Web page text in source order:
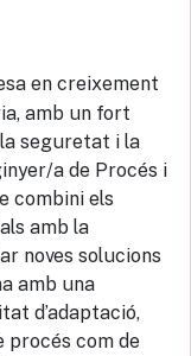
en creixement
amb un fort
seguretat i la
a de Procés i
combini els
amb la
noves solucions
amb una
d’adaptació,
procés com de